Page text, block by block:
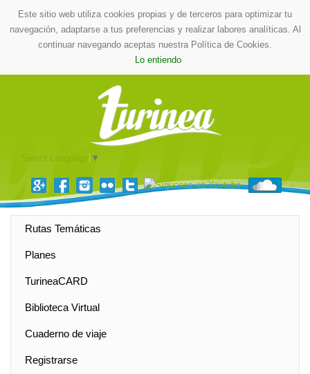
Este sitio web utiliza cookies propias y de terceros para optimizar tu
navegación, adaptarse a tus preferencias y realizar labores analíticas. Al
continuar navegando aceptas nuestra Política de Cookies.
Lo entiendo
▼
Rutas Temáticas
Planes
TurineaCARD
Biblioteca Virtual
Cuaderno de viaje
Registrarse